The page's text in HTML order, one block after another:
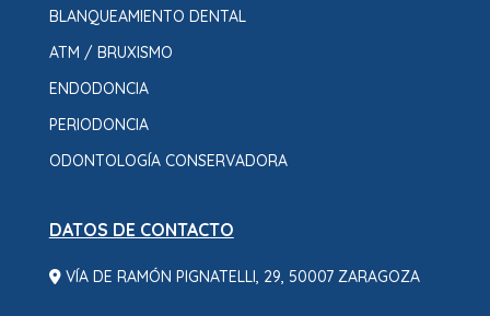
BLANQUEAMIENTO DENTAL
ATM / BRUXISMO
ENDODONCIA
PERIODONCIA
ODONTOLOGÍA CONSERVADORA
DATOS DE CONTACTO
VÍA DE RAMÓN PIGNATELLI, 29, 50007 ZARAGOZA